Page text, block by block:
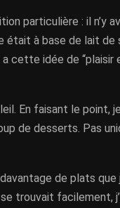
particulière : il n’y
était à base de lait de
cette idée de “plaisir
En faisant le point,
de desserts. Pas
de plats que
trouvait facilement,